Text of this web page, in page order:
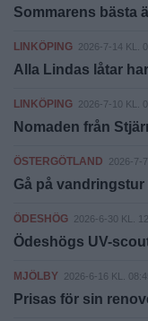
Sommarens bästa
LINKÖPING 2026-7-14 KL.
Alla Lindas låtar
LINKÖPING 2026-7-10 KL.
Nomaden från
ÖSTERGÖTLAND 2026-7-
Gå på vandringstur
ÖDESHÖG 2026-6-30 KL.
Ödeshögs UV-
MJÖLBY 2026-6-16 KL.
Prisas för sin